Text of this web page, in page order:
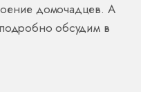
домочадцев. А
обсудим в